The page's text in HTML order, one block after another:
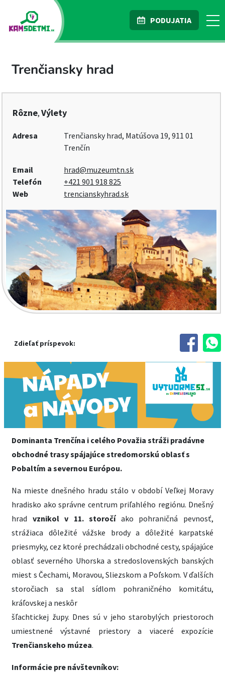
PODUJATIA
Trenčiansky hrad
Rôzne, Výlety
Adresa
Trenčiansky hrad, Matúšova 19, 911 01
Trenčín
Email
hrad@muzeumtn.sk
Telefón
+421 901 918 825
Web
trencianskyhrad.sk
Zdieľať príspevok:
Dominanta Trenčína i celého Považia stráži pradávne
obchodné trasy spájajúce stredomorskú oblasť s
Pobaltím a severnou Európou.
Na mieste dnešného hradu stálo v období Veľkej Moravy
hradisko ako správne centrum priľahlého regiónu. Dnešný
hrad vznikol v 11. storočíako pohraničná pevnosť,
strážiaca dôležité vážske brody a dôležité karpatské
priesmyky, cez ktoré prechádzali obchodné cesty, spájajúce
oblasť severného Uhorska a stredoslovenských banských
miest s Čechami, Moravou, Sliezskom a Poľskom. V ďalších
storočiach sa stal sídlom pohraničného komitátu,
kráľovskej a neskôr
šľachtickej župy. Dnes sú v jeho starobylých priestoroch
umiestnené výstavné priestory a viaceré expozície
Trenčianskeho múzea.
Informácie pre návštevníkov: